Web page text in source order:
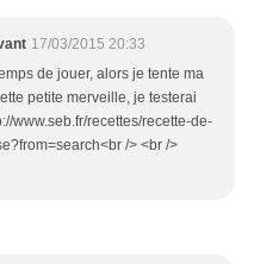
17/03/2015 20:33
de jouer, alors je tente ma
petite merveille, je testerai
www.seb.fr/recettes/recette-de-
/> <br />